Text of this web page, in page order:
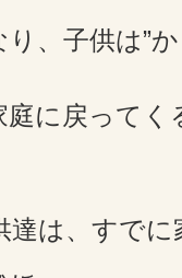
、子供は”
に戻ってく
達は、すで